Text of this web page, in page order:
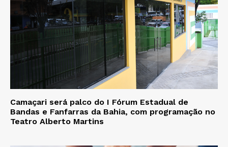
Camaçari será palco do I Fórum Estadual de
Bandas e Fanfarras da Bahia, com programação no
Teatro Alberto Martins